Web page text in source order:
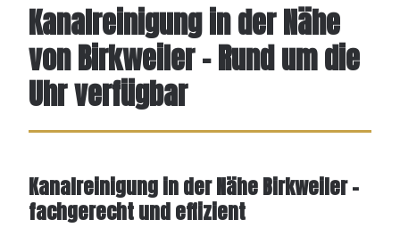
Kanalreinigung in der Nähe
von Birkweiler - Rund um die
Uhr verfügbar
Kanalreinigung in der Nähe Birkweiler –
fachgerecht und effizient